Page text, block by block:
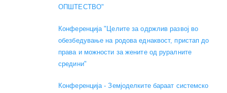
ОПШТЕСТВО"
Конференција "Целите за одржлив развој во
обезбедување на родова еднаквост, пристап до
права и можности за жените од руралните
средини"
Конференција - Земјоделките бараат системско